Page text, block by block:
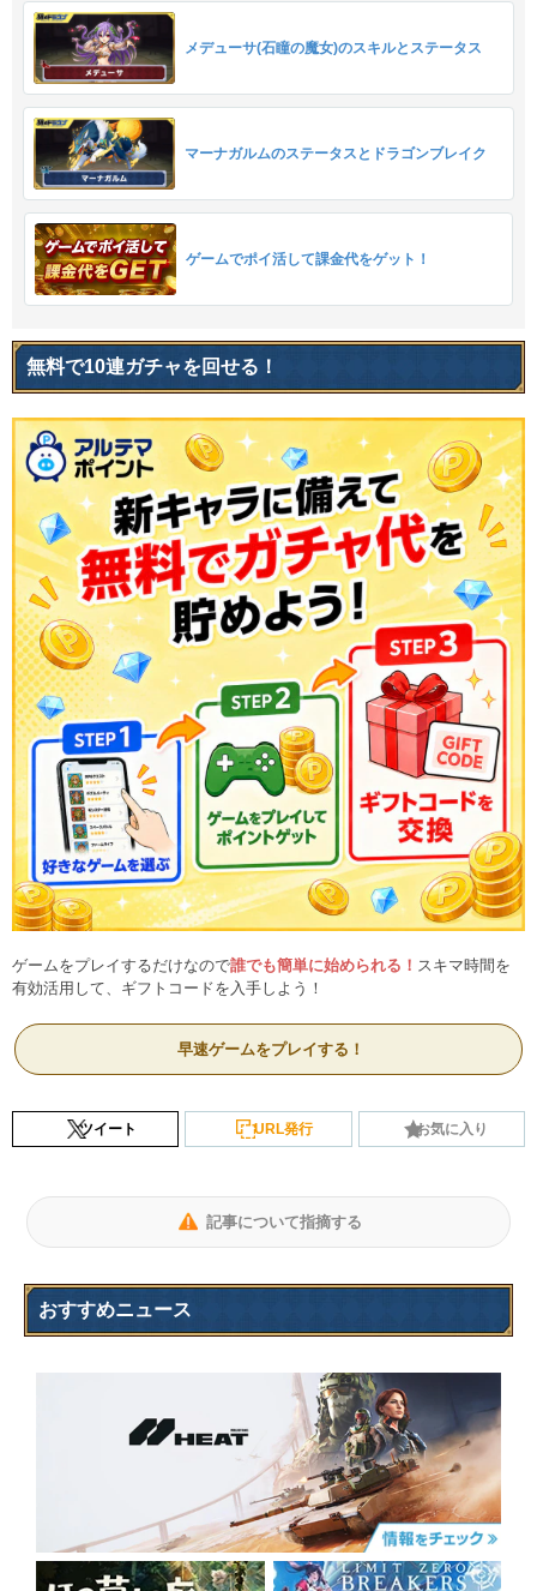
メデューサ(石瞳の魔女)のスキルとステータス
マーナガルムのステータスとドラゴンブレイク
ゲームでポイ活して課金代をゲット！
無料で10連ガチャを回せる！
ゲームをプレイするだけなので誰でも簡単に始められる！ スキマ時間を
有効活用して、ギフトコードを入手しよう！
早速ゲームをプレイする！
ツイート URL発行 お気に入り
記事について指摘する
おすすめニュース